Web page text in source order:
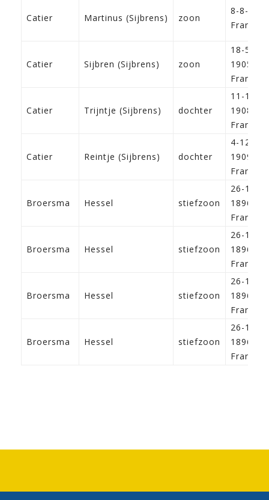
Catier Martinus (Sijbrens) zoon
8-8-
Franeker
Catier Sijbren (Sijbrens) zoon
18-5-
1905
Franeker
Catier Trijntje (Sijbrens) dochter
11-10-
1908
Franeker
Catier Reintje (Sijbrens) dochter
4-12-
1909
Franeker
Broersma Hessel stiefzoon
26-1-
1896
Franeker
Broersma Hessel stiefzoon
26-1-
1896
Franeker
Broersma Hessel stiefzoon
26-1-
1896
Franeker
Broersma Hessel stiefzoon
26-1-
1896
Franeker